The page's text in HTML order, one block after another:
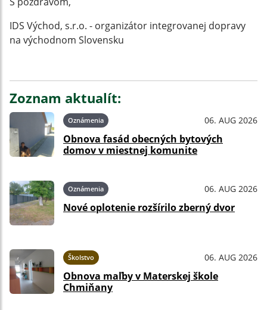
IDS Východ, s.r.o. - organizátor integrovanej dopravy
na východnom Slovensku
Zoznam aktualít:
Oznámenia 06. AUG 2026
Obnova fasád obecných bytových
domov v miestnej komunite
Oznámenia 06. AUG 2026
Nové oplotenie rozšírilo zberný dvor
Školstvo 06. AUG 2026
Obnova maľby v Materskej škole
Chmiňany